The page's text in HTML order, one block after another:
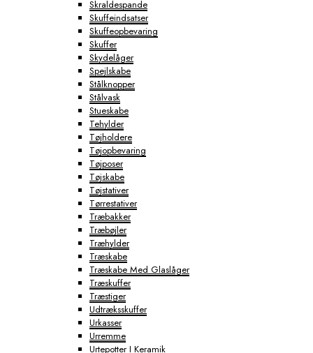
Skraldespande
Skuffeindsatser
Skuffeopbevaring
Skuffer
Skydelåger
Spejlskabe
Stålknopper
Stålvask
Stueskabe
Tehylder
Tøjholdere
Tøjopbevaring
Tøjposer
Tøjskabe
Tøjstativer
Tørrestativer
Træbakker
Træbøjler
Træhylder
Træskabe
Træskabe Med Glaslåger
Træskuffer
Træstiger
Udtræksskuffer
Urkasser
Urremme
Urtepotter I Keramik